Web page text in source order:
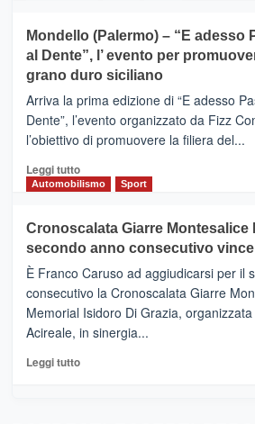
e
messaggi
di
CASTIGLIONE
DI
SICILIA
(Ct)
–
Il
Borgo
Gusto,
il
tra
sapori
vicoli
medievali
Mondello (Palermo) – “E adesso
al Dente”, l’ evento per
grano duro siciliano
Arriva la prima edizione di “E adesso
Dente”, l’evento organizzato da Fizz
l’obiettivo di promuovere la filiera del...
Leggi tuttoLeggi
di
Mondello
(Palermo)
–
“E
adesso
Pasta
–
Sicilia
Automobilismo Sport
Cronoscalata Giarre Montesalice
secondo anno consecutivo
È Franco Caruso ad aggiudicarsi per il
consecutivo la Cronoscalata Giarre
Memorial Isidoro Di Grazia,
Acireale, in sinergia...
Leggi tuttoLeggi